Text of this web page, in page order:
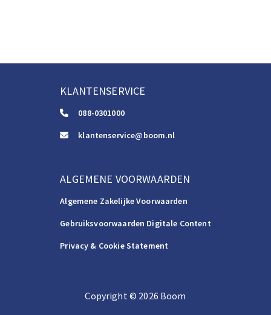
KLANTENSERVICE
088-0301000
klantenservice@boom.nl
ALGEMENE VOORWAARDEN
Algemene Zakelijke Voorwaarden
Gebruiksvoorwaarden Digitale Content
Privacy & Cookie Statement
Copyright©️ 2026 Boom